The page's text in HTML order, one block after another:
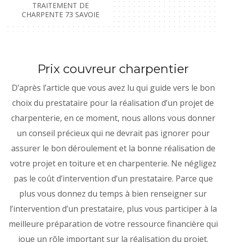
TRAITEMENT DE
CHARPENTE 73 SAVOIE
Prix couvreur charpentier
D’après l’article que vous avez lu qui guide vers le bon
choix du prestataire pour la réalisation d’un projet de
charpenterie, en ce moment, nous allons vous donner
un conseil précieux qui ne devrait pas ignorer pour
assurer le bon déroulement et la bonne réalisation de
votre projet en toiture et en charpenterie. Ne négligez
pas le coût d’intervention d’un prestataire. Parce que
plus vous donnez du temps à bien renseigner sur
l’intervention d’un prestataire, plus vous participer à la
meilleure préparation de votre ressource financière qui
joue un rôle important sur la réalisation du projet.